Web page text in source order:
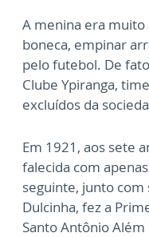
A menina era muito
boneca, empinar
pelo futebol. De
Clube Ypiranga,
excluídos da
Em 1921, aos sete
falecida com
seguinte, junto com
Dulcinha, fez a
Santo Antônio